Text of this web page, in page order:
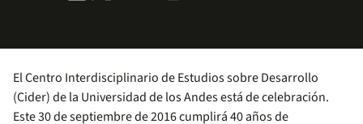
El Centro Interdisciplinario de Estudios sobre Desarrollo
(Cider) de la Universidad de los Andes está de celebración.
Este 30 de septiembre de 2016 cumplirá 40 años de